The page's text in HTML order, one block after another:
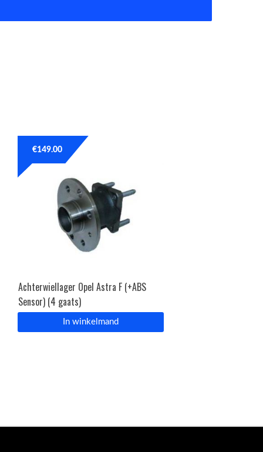
Achterwiellager Opel Astra F (+ABS
Sensor) (4 gaats)
€149.00
In winkelmand